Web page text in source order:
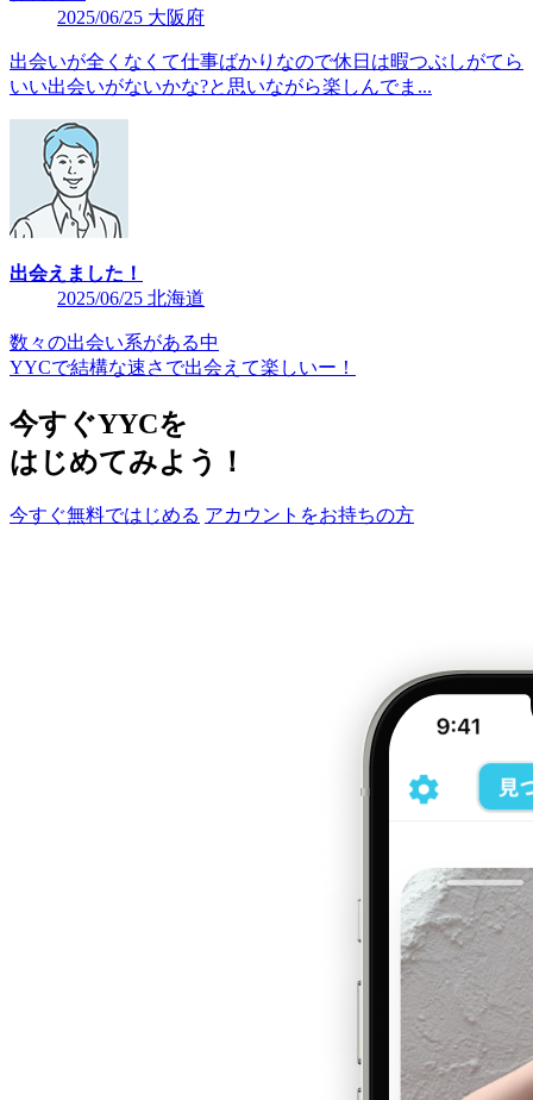
2025/06/25 大阪府
出会いが全くなくて仕事ばかりなので休日は暇つぶしがてら
いい出会いがないかな?と思いながら楽しんでま...
出会えました！
2025/06/25 北海道
数々の出会い系がある中
YYCで結構な速さで出会えて楽しいー！
今すぐYYCを
はじめてみよう！
今すぐ無料ではじめる アカウントをお持ちの方